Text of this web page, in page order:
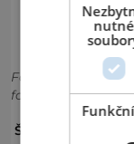
Foto:
foto)
ŠTÍTKY:
nutné